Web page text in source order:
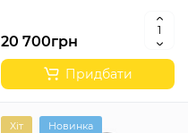
20 700грн
Придбати
Хіт Новинка